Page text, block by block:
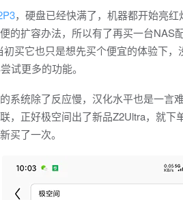
，硬盘已经快满了，机器都开始亮
的扩容办法，所以有了再买一台NAS
买它也只是想先买个便宜的体验下
试更多的功能。
统除了反应慢，汉化水平也是一言
，正好极空间出了新品Z2Ultra，就
买了一次。